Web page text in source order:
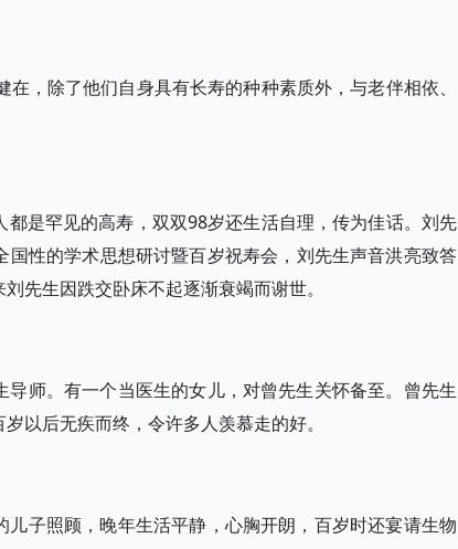
，除了他们自身具有长寿的种种素质外，与老伴相依、
是罕见的高寿，双双98岁还生活自理，传为佳话。刘先
性的学术思想研讨暨百岁祝寿会，刘先生声音洪亮致答
先生因跌交卧床不起逐渐衰竭而谢世。
师。有一个当医生的女儿，对曾先生关怀备至。曾先生
以后无疾而终，令许多人羡慕走的好。
子照顾，晚年生活平静，心胸开朗，百岁时还宴请生物